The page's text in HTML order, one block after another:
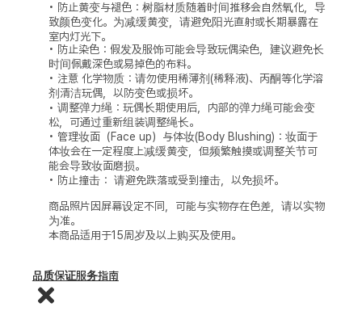
• 防止黄变与褪色：树脂材质随着时间推移会自然氧化，导
致颜色变化。为减缓黄变，请避免阳光直射或长期暴露在
室内灯光下。
• 防止染色：假发及服饰可能会导致玩偶染色，建议避免长
时间佩戴深色或易掉色的布料。
• 注意 化学物质：请勿使用稀薄剂(稀释液)、丙酮等化学溶
剂清洁玩偶，以防变色或损坏。
• 调整弹力绳：玩偶长期使用后，内部的弹力绳可能会变
松，可通过重新组装调整绳长。
• 管理妆面（Face up）与体妆(Body Blushing)：妆面于
体妆会在一定程度上减缓黄变，但频繁触摸或调整关节可
能会导致妆面磨损。
• 防止撞击： 请避免跌落或受到撞击，以免损坏。
商品照片因屏幕设定不同，可能与实物存在色差，请以实物
为准。
本商品适用于15周岁及以上购买及使用。
品质保证服务指南